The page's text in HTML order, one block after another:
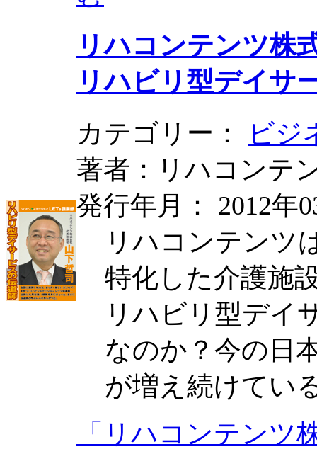
リハコンテンツ
リハビリ型デイサ
カテゴリー：
ビジ
著者：リハコンテ
発行年月： 2012年
リハコンテンツ
特化した介護施
リハビリ型デイ
なのか？今の日
が増え続けてい
「リハコンテン